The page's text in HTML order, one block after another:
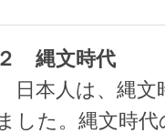
２ 縄文時代
日本人は、縄文
ました。縄文時